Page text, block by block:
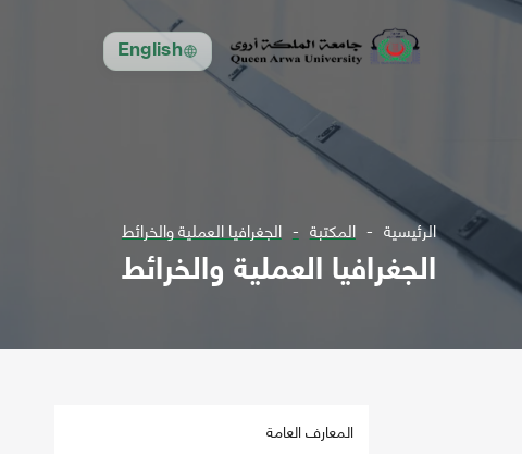
English
الرئيسية المكتبة الجغرافيا العملية والخرائط
الجغرافيا العملية والخرائط
المعارف العامة